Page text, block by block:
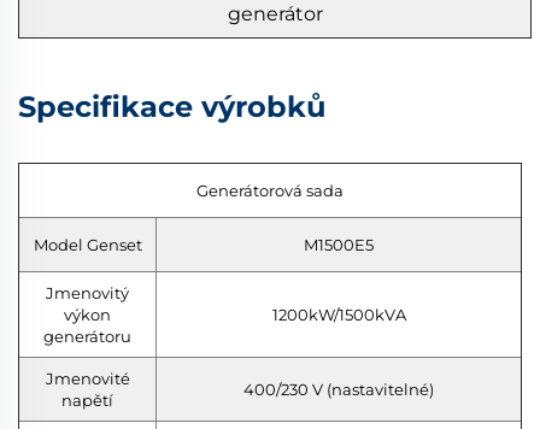
generátor
Specifikace výrobků
Generátorová sada
Model Genset M1500E5
Jmenovitý
výkon
generátoru
1200kW/1500kVA
Jmenovité
napětí
400/230 V (nastavitelné)